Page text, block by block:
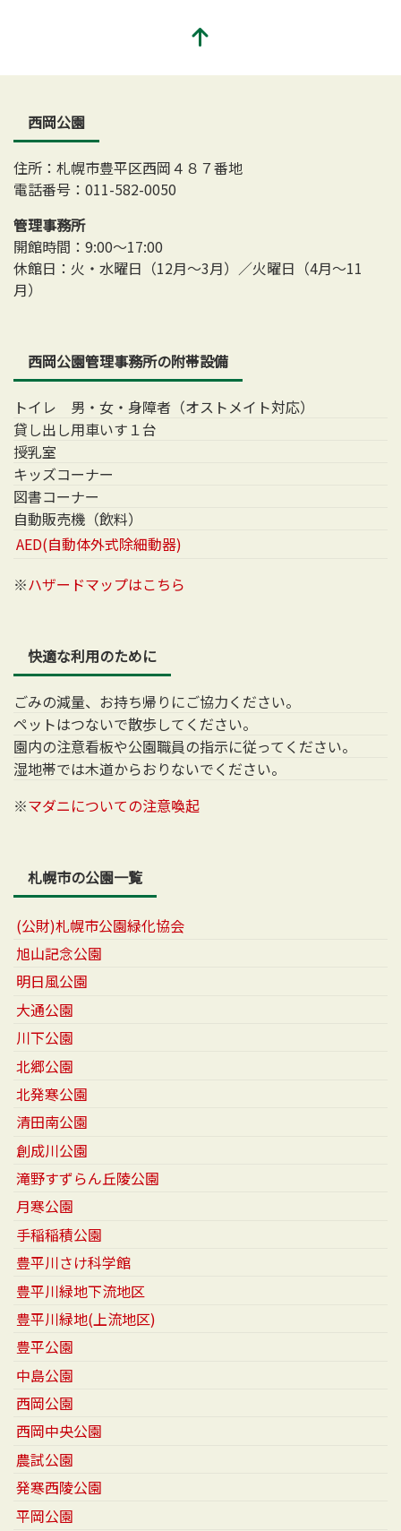
西岡公園
住所：札幌市豊平区西岡４８７番地
電話番号：011-582-0050
管理事務所
開館時間：9:00～17:00
休館日：火・水曜日（12月～3月）／火曜日（4月～11
月）
西岡公園管理事務所の附帯設備
トイレ 男・女・身障者（オストメイト対応）
貸し出し用車いす１台
授乳室
キッズコーナー
図書コーナー
自動販売機（飲料）
AED(自動体外式除細動器)
※ハザードマップはこちら
快適な利用のために
ごみの減量、お持ち帰りにご協力ください。
ペットはつないで散歩してください。
園内の注意看板や公園職員の指示に従ってください。
湿地帯では木道からおりないでください。
※マダニについての注意喚起
札幌市の公園一覧
(公財)札幌市公園緑化協会
旭山記念公園
明日風公園
大通公園
川下公園
北郷公園
北発寒公園
清田南公園
創成川公園
滝野すずらん丘陵公園
月寒公園
手稲稲積公園
豊平川さけ科学館
豊平川緑地下流地区
豊平川緑地(上流地区)
豊平公園
中島公園
西岡公園
西岡中央公園
農試公園
発寒西陵公園
平岡公園